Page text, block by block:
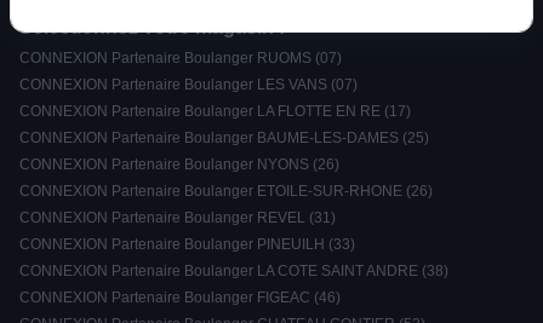
Sélectionnez votre magasin :
CONNEXION Partenaire Boulanger RUOMS (07)
CONNEXION Partenaire Boulanger LES VANS (07)
CONNEXION Partenaire Boulanger LA FLOTTE EN RE (17)
CONNEXION Partenaire Boulanger BAUME-LES-DAMES (25)
CONNEXION Partenaire Boulanger NYONS (26)
CONNEXION Partenaire Boulanger ETOILE-SUR-RHONE (26)
CONNEXION Partenaire Boulanger REVEL (31)
CONNEXION Partenaire Boulanger PINEUILH (33)
CONNEXION Partenaire Boulanger LA COTE SAINT ANDRE (38)
CONNEXION Partenaire Boulanger FIGEAC (46)